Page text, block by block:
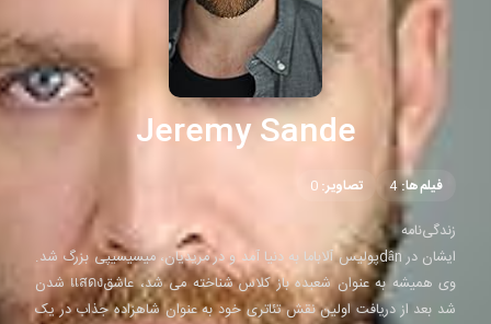
Jeremy Sande
فیلم‌ها:4 تصاویر: 0
زندگی‌نامه
ایشان در dânپولیس آلاباما به دنیا آمد و در مریدیان، میسیسیپی بزرگ شد.
وی همیشه به عنوان شعبده باز کلاس شناخته می شد، عاشقแสดง شدن
شد بعد از دریافت اولین نقش تئاتری خود به عنوان شاهزاده جذاب در یک